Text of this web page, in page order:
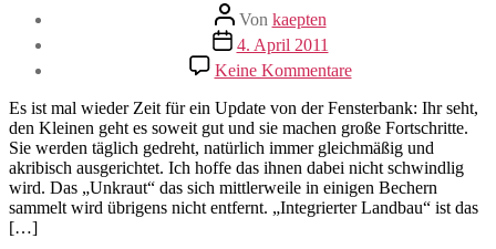
Beitragsautor
Von kaepten
Beitragsdatum
4. April 2011
Keine Kommentarezu
My
name
is
doctor
greenthumb
Es ist mal wieder Zeit für ein Update von der Fensterbank: Ihr seht,
den Kleinen geht es soweit gut und sie machen große Fortschritte.
Sie werden täglich gedreht, natürlich immer gleichmäßig und
akribisch ausgerichtet. Ich hoffe das ihnen dabei nicht schwindlig
wird. Das „Unkraut“ das sich mittlerweile in einigen Bechern
sammelt wird übrigens nicht entfernt. „Integrierter Landbau“ ist das
[…]